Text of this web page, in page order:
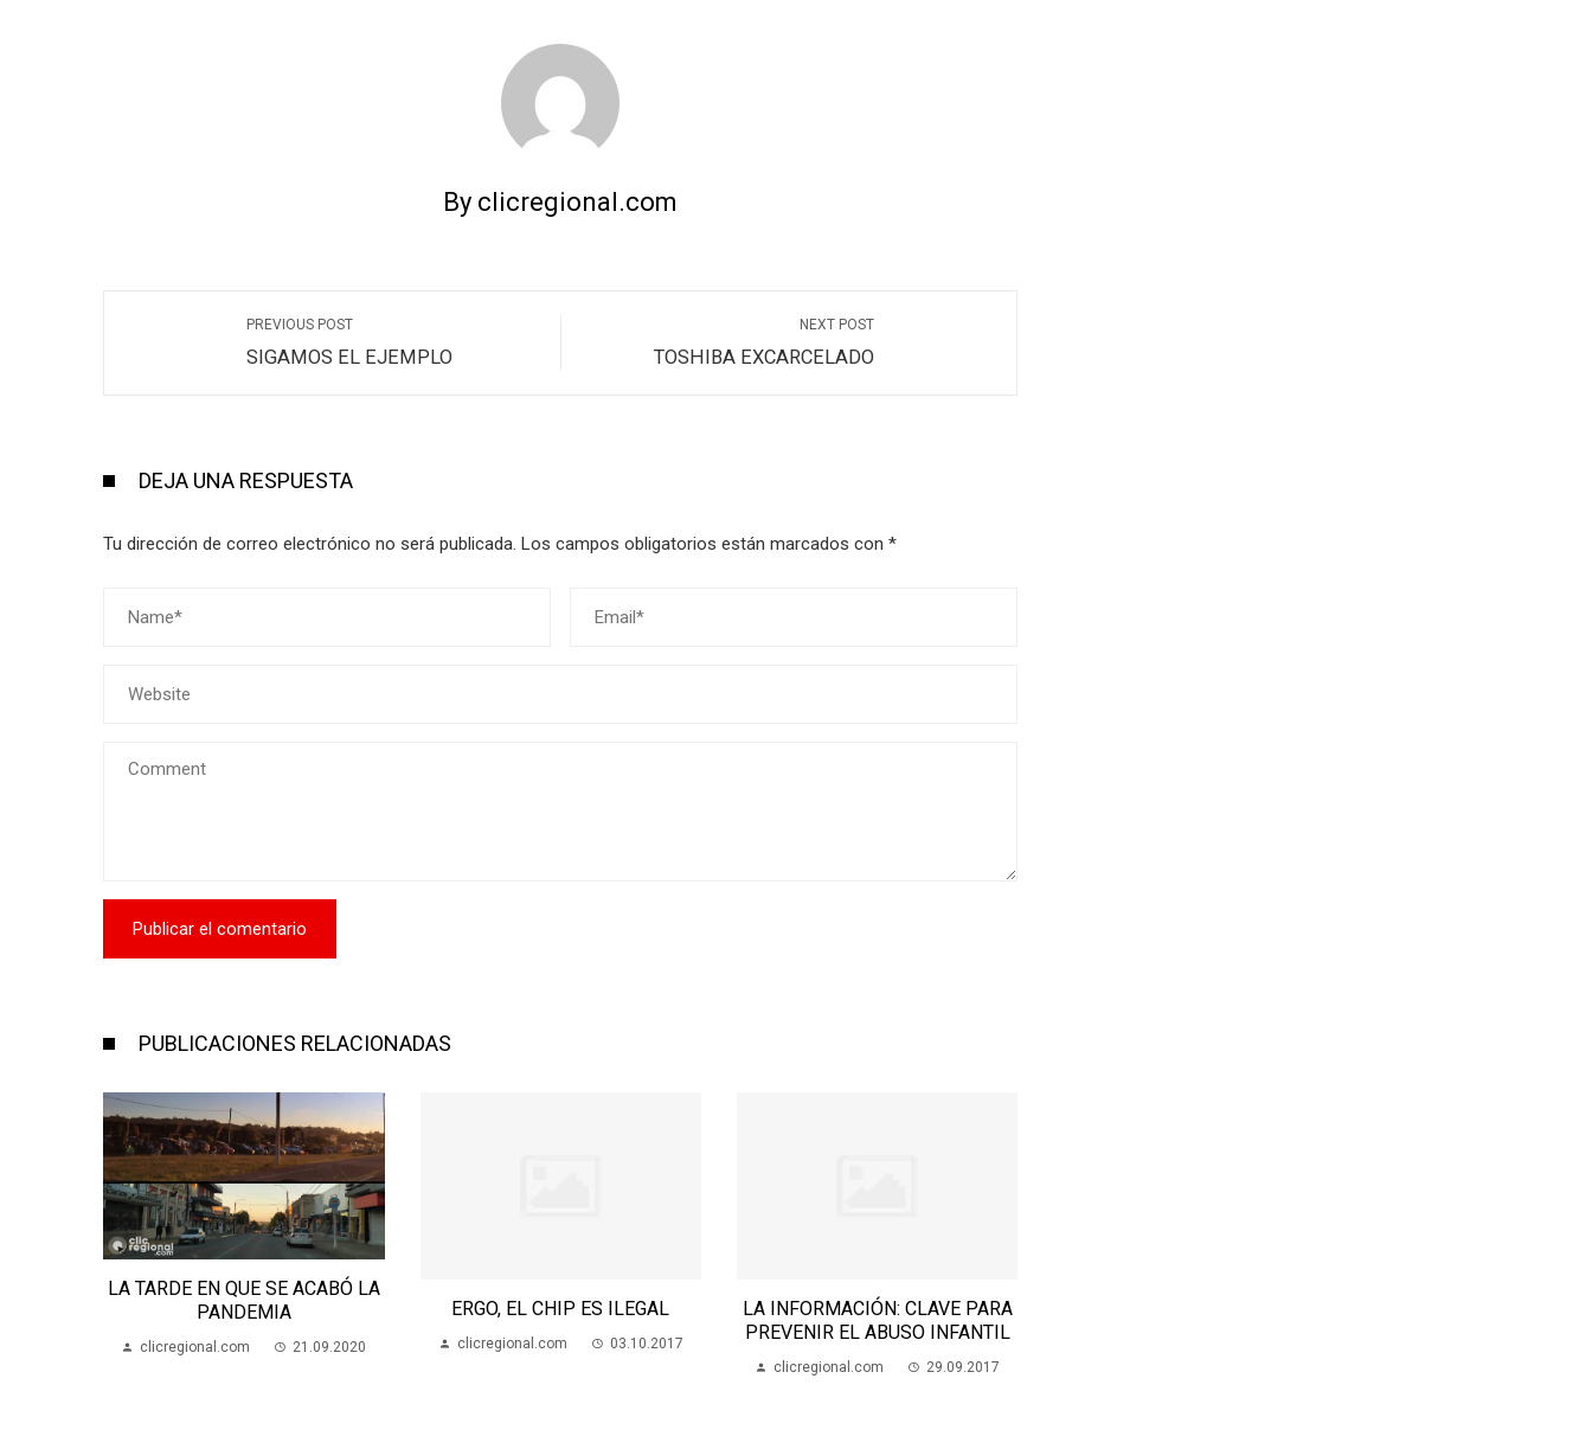
By clicregional.com
PREVIOUS POST
SIGAMOS EL EJEMPLO
NEXT POST
TOSHIBA EXCARCELADO
DEJA UNA RESPUESTA
Tu dirección de correo electrónico no será publicada. Los campos obligatorios están marcados con *
PUBLICACIONES RELACIONADAS
LA TARDE EN QUE SE ACABÓ LA
PANDEMIA
clicregional.com 21.09.2020
ERGO, EL CHIP ES ILEGAL
clicregional.com 03.10.2017
LA INFORMACIÓN: CLAVE PARA
PREVENIR EL ABUSO INFANTIL
clicregional.com 29.09.2017